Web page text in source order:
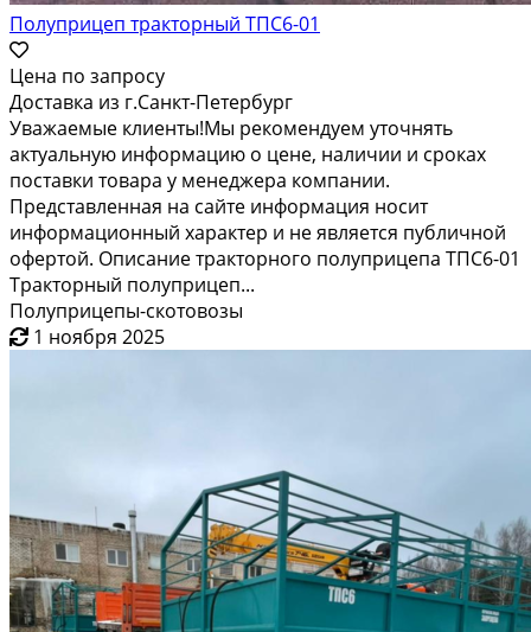
Полуприцеп тракторный ТПС6-01
Цена по запросу
Доставка из г.Санкт-Петербург
Уважаемые клиенты!Мы рекомендуем уточнять
актуальную информацию о цене, наличии и сроках
поставки товара у менеджера компании.
Представленная на сайте информация носит
информационный характер и не является публичной
офертой. Описание тракторного полуприцепа ТПС6-01
Тракторный полуприцеп...
Полуприцепы-скотовозы
1 ноября 2025